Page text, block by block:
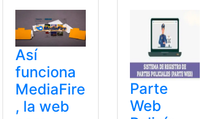
Así
funciona
MediaFire
, la web
Parte
Web